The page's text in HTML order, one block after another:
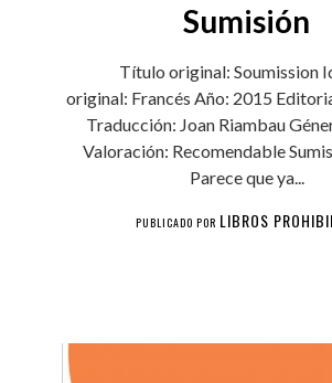
Sumisión
Título original: Soumission
original: Francés Año: 2015
Traducción: Joan Riambau
Valoración: Recomendable
Parece que ya...
PUBLICADO POR LIBROS